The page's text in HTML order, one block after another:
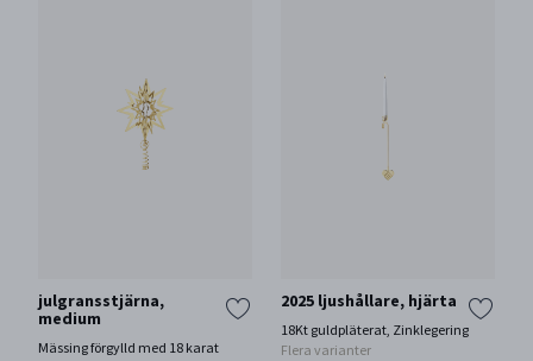
julgransstjärna,
medium
Mässing förgylld med 18 karat
2025 ljushållare, hjärta
18Kt guldpläterat, Zinklegering
Flera varianter